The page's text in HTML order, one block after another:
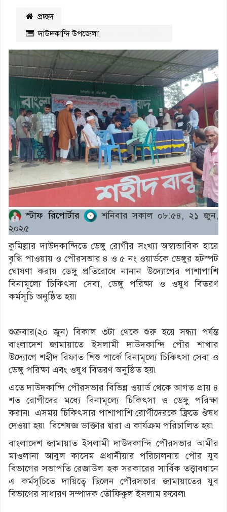
প্রচ্ছদ
দাউদকান্দি উপজেলা
স্টাফ রিপোর্টার
শনিবার সকাল ০৮:৫৪, ২১ জুন,
২০২৫
কুমিল্লার দাউদকান্দিতে ডেঙ্গু রোগীর সংখ্যা অস্বাভাবিক হারে
বৃদ্ধি পাওয়ায় ও পৌরসভার ৪ ও ৫ নং ওয়ার্ডকে ডেঙ্গুর হটস্পট
ঘোষণা করায় ডেঙ্গু প্রতিরোধে নানান উদ্যোগের পাশাপাশি
বিনামূল্যে চিকিৎসা সেবা, ডেঙ্গু পরিক্ষা ও ওষুধ বিতরণ
কর্মসূচি অনুষ্ঠিত হয়৷
শুক্রবার(২০ জুন) বিকাল ৩টা থেকে শুরু হয়ে সন্ধ্যা পর্যন্ত
বাংলাদেশ জামায়াতে ইসলামী দাউদকান্দি পৌর শাখার
উদ্যোগে শহীদ রিফাত শিশু পার্কে বিনামূল্যে চিকিৎসা সেবা ও
ডেঙ্গু পরিক্ষা এবং ওষুধ বিতরণ অনুষ্ঠিত হয়৷
এতে দাউদকান্দি পৌরসভার বিভিন্ন ওয়ার্ড থেকে আগত প্রায় ৪
শত রোগীদের মধ্যে বিনামূল্যে চিকিৎসা ও ডেঙ্গু পরিক্ষা
করান৷ এসময় চিকিৎসার পাশাপাশি রোগীদেরকে ফ্রিতে ঔষধ
দেওয়া হয়৷ বিশেষজ্ঞ ডাক্তার দ্বারা এ কার্যক্রম পরিচালিত হয়৷
বাংলাদেশ জামায়াত ইসলামী দাউদকান্দি পৌরসভার আমীর
মাওলানা আবুল কাসেম প্রধানীয়ার পরিচালনায় পৌর যুব
বিভাগের সভাপতি রেজাউল হক সরকারের সার্বিক তত্ত্বাবধানে
এ কর্মসূচিতে দায়িত্বে ছিলেন পৌরসভার জামায়াতের যুব
বিভাগের সাধারণ সম্পাদক তৌফিকুল ইসলাম রুবেল৷